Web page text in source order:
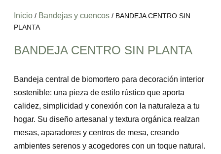
Inicio / Bandejas y cuencos / BANDEJA CENTRO SIN
PLANTA
BANDEJA CENTRO SIN PLANTA
Bandeja central de biomortero para decoración interior
sostenible: una pieza de estilo rústico que aporta
calidez, simplicidad y conexión con la naturaleza a tu
hogar. Su diseño artesanal y textura orgánica realzan
mesas, aparadores y centros de mesa, creando
ambientes serenos y acogedores con un toque natural.